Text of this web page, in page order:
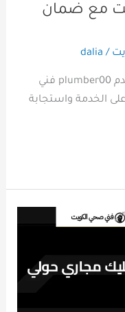
مع ضمان
/
dalia
بحاجة إلى سباك محترف بالكويت؟ يقدم plumber00 فني
الخدمة واستجابة